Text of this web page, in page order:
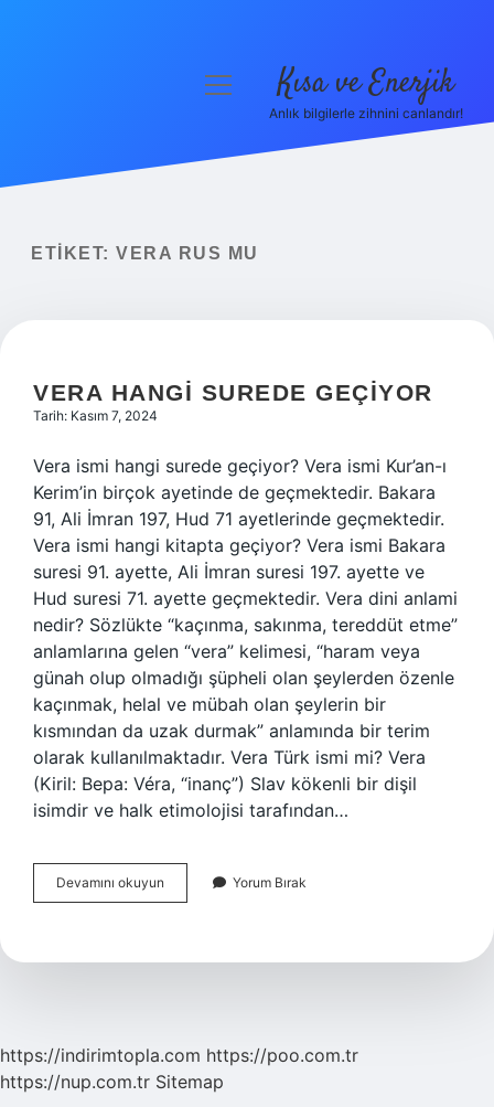
Yasal Uyarı
menüyü
Kısa ve Enerjik
Anlık bilgilerle zihnini canlandır!
ETIKET: VERA RUS MU
VERA HANGI SUREDE GEÇIYOR
Tarih: Kasım 7, 2024
Vera ismi hangi surede geçiyor? Vera ismi Kur’an-ı
Kerim’in birçok ayetinde de geçmektedir. Bakara
91, Ali İmran 197, Hud 71 ayetlerinde geçmektedir.
Vera ismi hangi kitapta geçiyor? Vera ismi Bakara
suresi 91. ayette, Ali İmran suresi 197. ayette ve
Hud suresi 71. ayette geçmektedir. Vera dini anlami
nedir? Sözlükte “kaçınma, sakınma, tereddüt etme”
anlamlarına gelen “vera” kelimesi, “haram veya
günah olup olmadığı şüpheli olan şeylerden özenle
kaçınmak, helal ve mübah olan şeylerin bir
kısmından da uzak durmak” anlamında bir terim
olarak kullanılmaktadır. Vera Türk ismi mi? Vera
(Kiril: Вера: Véra, “inanç”) Slav kökenli bir dişil
isimdir ve halk etimolojisi tarafından…
Devamını okuyun
Hangi
Yorum Bırak
https://indirimtopla.com https://poo.com.tr
https://nup.com.tr Sitemap